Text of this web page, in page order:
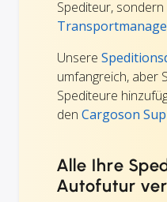
Spediteur,
Unsere
umfangreich, aber
Spediteure
den Cargoson
Alle Ihre
Autofutur